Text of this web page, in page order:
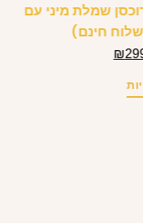
שמלת מיני עם
חינם)
₪